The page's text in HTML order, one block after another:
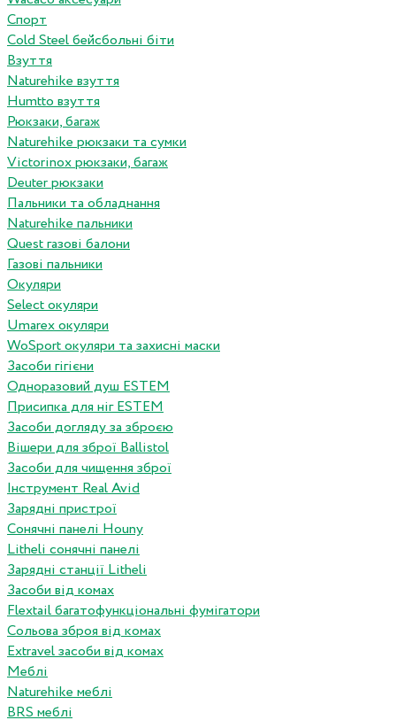
Спорт
Cold Steel бейсбольні біти
Взуття
Naturehike взуття
Humtto взуття
Рюкзаки, багаж
Naturehike рюкзаки та сумки
Victorinox рюкзаки, багаж
Deuter рюкзаки
Пальники та обладнання
Naturehike пальники
Quest газові балони
Газові пальники
Окуляри
Select окуляри
Umarex окуляри
WoSport окуляри та захисні маски
Засоби гігієни
Одноразовий душ ESTEM
Присипка для ніг ESTEM
Засоби догляду за зброєю
Вішери для зброї Ballistol
Засоби для чищення зброї
Інструмент Real Avid
Зарядні пристрої
Сонячні панелі Houny
Litheli сонячні панелі
Зарядні станції Litheli
Засоби від комах
Flextail багатофункціональні фумігатори
Сольова зброя від комах
Extravel засоби від комах
Меблі
Naturehike меблі
BRS меблі